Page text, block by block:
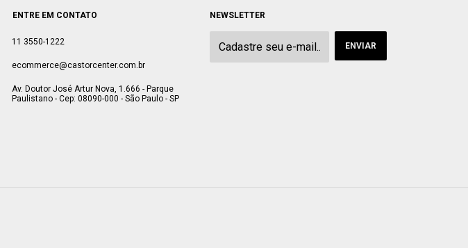
ENTRE EM CONTATO
11 3550-1222
ecommerce@castorcenter.com.br
Av. Doutor José Artur Nova, 1.666 - Parque
Paulistano - Cep: 08090-000 - São Paulo - SP
NEWSLETTER